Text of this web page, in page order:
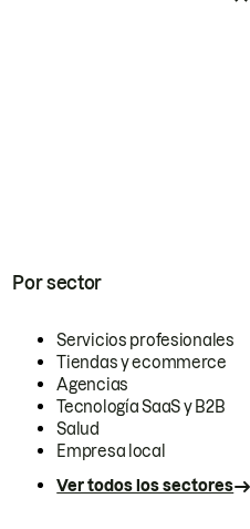
Por sector
Servicios profesionales
Tiendas y ecommerce
Agencias
Tecnología SaaS y B2B
Salud
Empresa local
Ver todos los sectores